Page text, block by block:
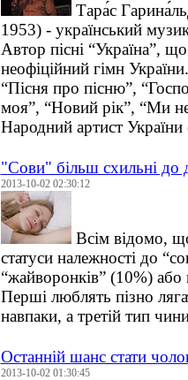
Тара́с
1953) - український
Автор пісні “Україна”,
неофіційний гімн
“Пісня про пісню”,
моя”, “Новий рік”, “Ми
Народний артист
"Сови" більш схильні до
2013-10-02 02:30:12
Всім відомо,
статуси належності до
“жайворонків” (10%)
Перші люблять пізно
навпаки, а третій тип
Останній шанс стати
2013-10-02 01:30:45